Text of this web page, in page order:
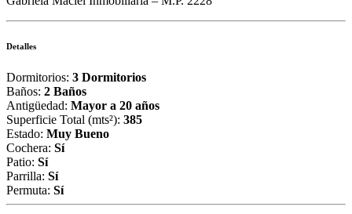
Detalles
Dormitorios: 3 Dormitorios
Baños: 2 Baños
Antigüedad: Mayor a 20 años
Superficie Total (mts²): 385
Estado: Muy Bueno
Cochera: Sí
Patio: Sí
Parrilla: Sí
Permuta: Sí